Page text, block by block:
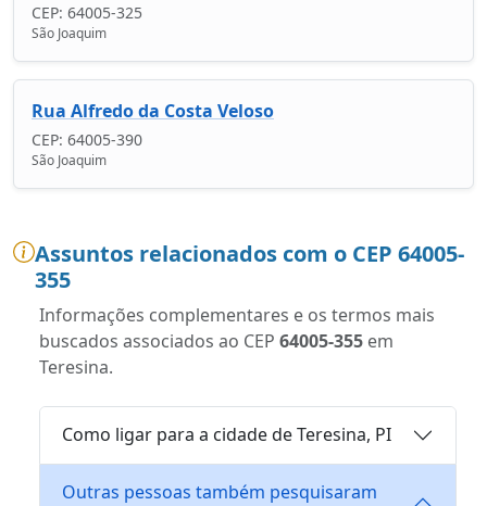
CEP: 64005-325
São Joaquim
Rua Alfredo da Costa Veloso
CEP: 64005-390
São Joaquim
Assuntos relacionados com o CEP 64005-
355
Informações complementares e os termos mais
buscados associados ao CEP 64005-355 em
Teresina.
Como ligar para a cidade de Teresina, PI
Outras pessoas também pesquisaram